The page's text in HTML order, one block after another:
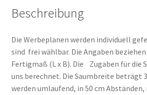
Beschreibung
Die Werbeplanen werden individuell
sind frei wählbar. Die Angaben beziehen
Fertigmaß (L x B). Die Zugaben für die
uns berechnet. Die Saumbreite beträgt
werden umlaufend, in 50 cm